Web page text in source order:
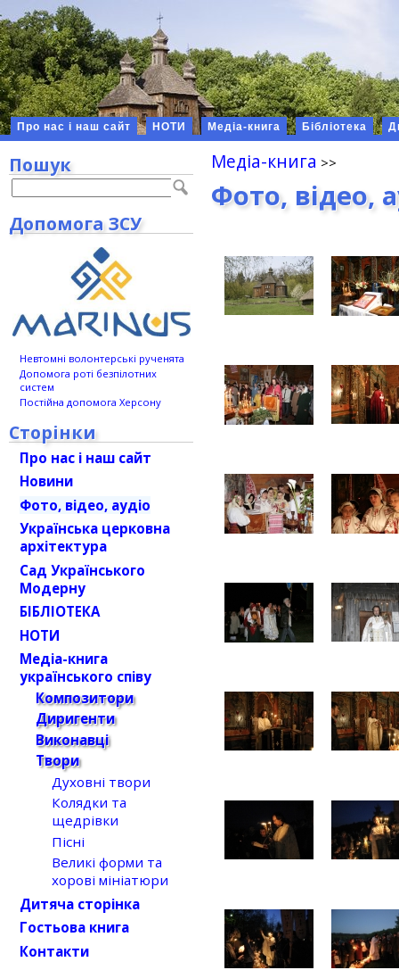
Про нас і наш сайт НОТИ Медіа-книга Бібліотека
Медіа-книга
Фото, відео,
Пошук
Допомога ЗСУ
Невтомні волонтерські рученята
Допомога роті безпілотних
систем
Постійна допомога Херсону
Сторінки
Про нас і наш сайт
Новини
Фото, відео, аудіо
Українська церковна
архітектура
Сад Українського
Модерну
БІБЛІОТЕКА
НОТИ
Медіа-книга
українського співу
Композитори
Диригенти
Виконавці
Твори
Духовні твори
Колядки та
щедрівки
Пісні
Великі форми та
хорові мініатюри
Дитяча сторінка
Гостьова книга
Контакти